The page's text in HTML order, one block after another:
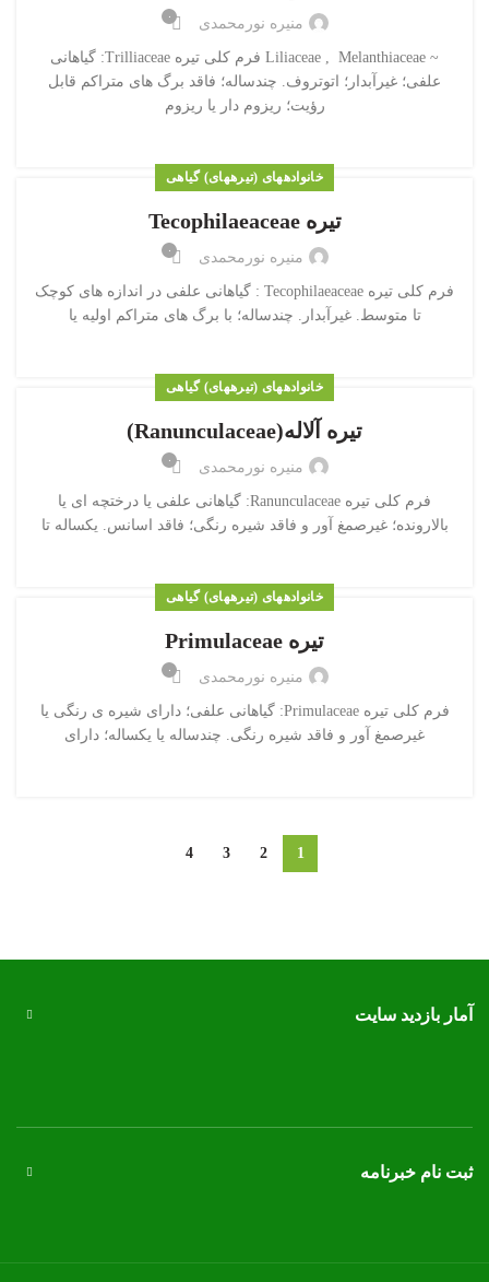
منیره نورمحمدی ۰
~ Liliaceae , Melanthiaceae فرم کلی تیره Trilliaceae: گیاهانی
علفی؛ غیرآبدار؛ اتوتروف. چندساله؛ فاقد برگ های متراکم قابل
رؤیت؛ ریزوم دار یا ریزوم
خانواده‎های (تیره‎های) گیاهی
تیره Tecophilaeaceae
منیره نورمحمدی ۰
فرم کلی تیره Tecophilaeaceae : گیاهانی علفی در اندازه های کوچک
تا متوسط. غیرآبدار. چندساله؛ با برگ های متراکم اولیه یا
خانواده‎های (تیره‎های) گیاهی
تیره آلاله(Ranunculaceae)
منیره نورمحمدی ۰
فرم کلی تیره Ranunculaceae: گیاهانی علفی یا درختچه ای یا
بالارونده؛ غیرصمغ آور و فاقد شیره رنگی؛ فاقد اسانس. یکساله تا
خانواده‎های (تیره‎های) گیاهی
تیره Primulaceae
منیره نورمحمدی ۰
فرم کلی تیره Primulaceae: گیاهانی علفی؛ دارای شیره ی رنگی یا
غیرصمغ آور و فاقد شیره رنگی. چندساله یا یکساله؛ دارای
1
2
3
4
آمار بازدید سایت
ثبت نام خبرنامه